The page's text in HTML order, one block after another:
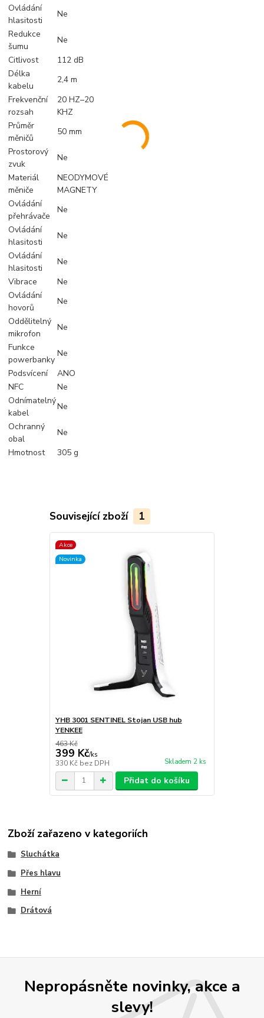
Ovládání
hlasitosti
Ne
Redukce
šumu
Ne
Citlivost
112 dB
Délka
kabelu
2,4 m
Frekvenční
rozsah
20 HZ–20
KHZ
Průměr
měničů
50 mm
Prostorový
zvuk
Ne
Materiál
měniče
NEODYMOVÉ
MAGNETY
Ovládání
přehrávače
Ne
Ovládání
hlasitosti
Ne
Ovládání
hlasitosti
Ne
Vibrace
Ne
Ovládání
hovorů
Ne
Oddělitelný
mikrofon
Ne
Funkce
powerbanky
Ne
Podsvícení
ANO
NFC
Ne
Odnímatelný
kabel
Ne
Ochranný
obal
Ne
Hmotnost
305 g
Související zboží 1
Akce
Novinka
YHB 3001 SENTINEL Stojan USB hub
YENKEE
463 Kč
399 Kč/ks
330 Kč bez DPH Skladem 2 ks
Přidat do košíku
Zboží zařazeno v kategoriích
Sluchátka
Přes hlavu
Herní
Drátová
Nepropásněte novinky, akce a
slevy!